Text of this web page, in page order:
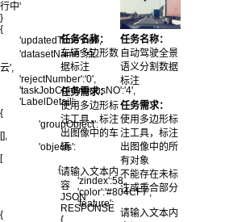
行中'
}
{
'updatedTime':null,
'datasetName':'点
云',
'rejectNumber':'0',
'taskJobContinuousNO':'4',
'LabelDetail':
{
'groupObject':
[],
'objects':
[
{
'zindex':58,
'color':'#804CF7',
'feature':
{
任务名称：
车辆多边形数
据标注
任务需求：
使用多边形标
注工具，标注
出图像中的车
辆
请输入文本内
容
JSON
RESPONSE
{
任务名称：
自动驾驶全景
语义分割数据
标注
任务需求：
使用多边形标
注工具，标注
出图像中的所
有对象
不能存在未标
注或重合部分
请输入文本内